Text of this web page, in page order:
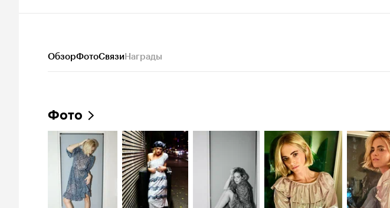
ОбзорФотоСвязиНаграды
Фото